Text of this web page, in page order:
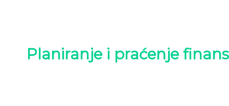
Planiranje i praćenje